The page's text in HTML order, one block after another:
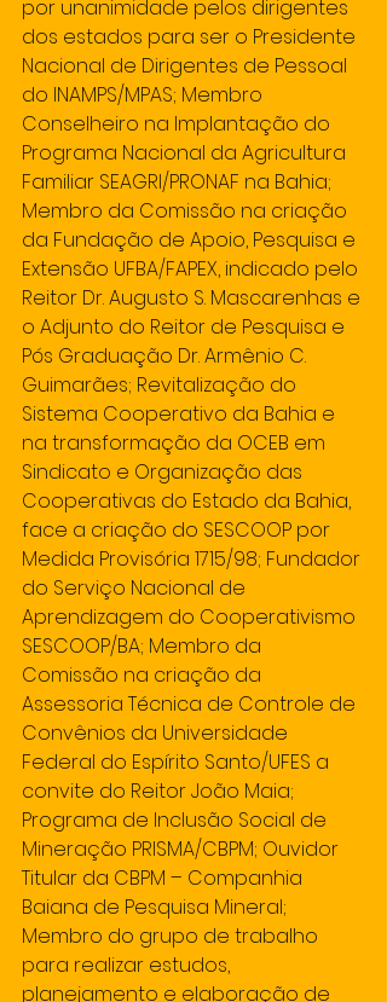
por unanimidade pelos dirigentes
dos estados para ser o Presidente
Nacional de Dirigentes de Pessoal
do INAMPS/MPAS; Membro
Conselheiro na Implantação do
Programa Nacional da Agricultura
Familiar SEAGRI/PRONAF na Bahia;
Membro da Comissão na criação
da Fundação de Apoio, Pesquisa e
Extensão UFBA/FAPEX, indicado pelo
Reitor Dr. Augusto S. Mascarenhas e
o Adjunto do Reitor de Pesquisa e
Pós Graduação Dr. Armênio C.
Guimarães; Revitalização do
Sistema Cooperativo da Bahia e
na transformação da OCEB em
Sindicato e Organização das
Cooperativas do Estado da Bahia,
face a criação do SESCOOP por
Medida Provisória 1715/98; Fundador
do Serviço Nacional de
Aprendizagem do Cooperativismo
SESCOOP/BA; Membro da
Comissão na criação da
Assessoria Técnica de Controle de
Convênios da Universidade
Federal do Espírito Santo/UFES a
convite do Reitor João Maia;
Programa de Inclusão Social de
Mineração PRISMA/CBPM; Ouvidor
Titular da CBPM – Companhia
Baiana de Pesquisa Mineral;
Membro do grupo de trabalho
para realizar estudos,
planejamento e elaboração de